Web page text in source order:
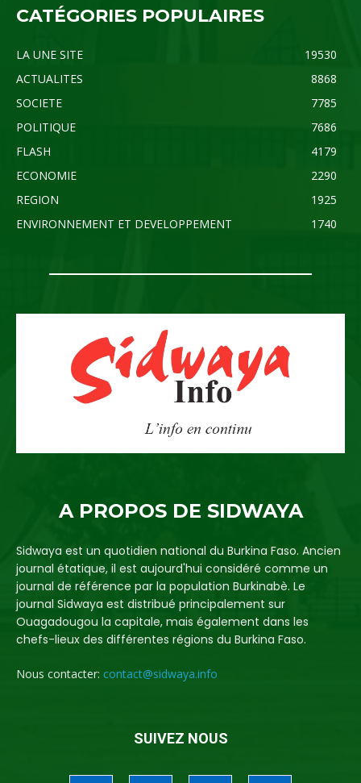
CATÉGORIES POPULAIRES
LA UNE SITE
19530
ACTUALITES
8868
SOCIETE
7785
POLITIQUE
7686
FLASH
4179
ECONOMIE
2290
REGION
1925
ENVIRONNEMENT ET DEVELOPPEMENT
1740
A PROPOS DE SIDWAYA
Sidwaya est un quotidien national du Burkina Faso. Ancien
journal étatique, il est aujourd'hui considéré comme un
journal de référence par la population Burkinabè. Le
journal Sidwaya est distribué principalement sur
Ouagadougou la capitale, mais également dans les
chefs-lieux des différentes régions du Burkina Faso.
Nous contacter: contact@sidwaya.info
SUIVEZ NOUS